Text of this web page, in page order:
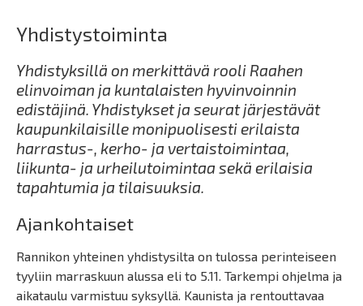
Yhdistystoiminta
Yhdistyksillä on merkittävä rooli Raahen
elinvoiman ja kuntalaisten hyvinvoinnin
edistäjinä. Yhdistykset ja seurat järjestävät
kaupunkilaisille monipuolisesti erilaista
harrastus-, kerho- ja vertaistoimintaa,
liikunta- ja urheilutoimintaa sekä erilaisia
tapahtumia ja tilaisuuksia.
Ajankohtaiset
Rannikon yhteinen yhdistysilta on tulossa perinteiseen
tyyliin marraskuun alussa eli to 5.11. Tarkempi ohjelma ja
aikataulu varmistuu syksyllä. Kaunista ja rentouttavaa